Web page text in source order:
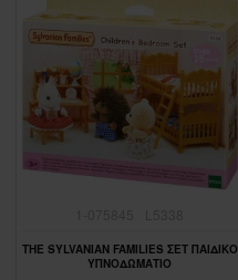
THE SYLVANIAN FAMILIES ΣΕΤ ΠΑΙΔΙΚΟ
ΥΠΝΟΔΩΜΑΤΙΟ